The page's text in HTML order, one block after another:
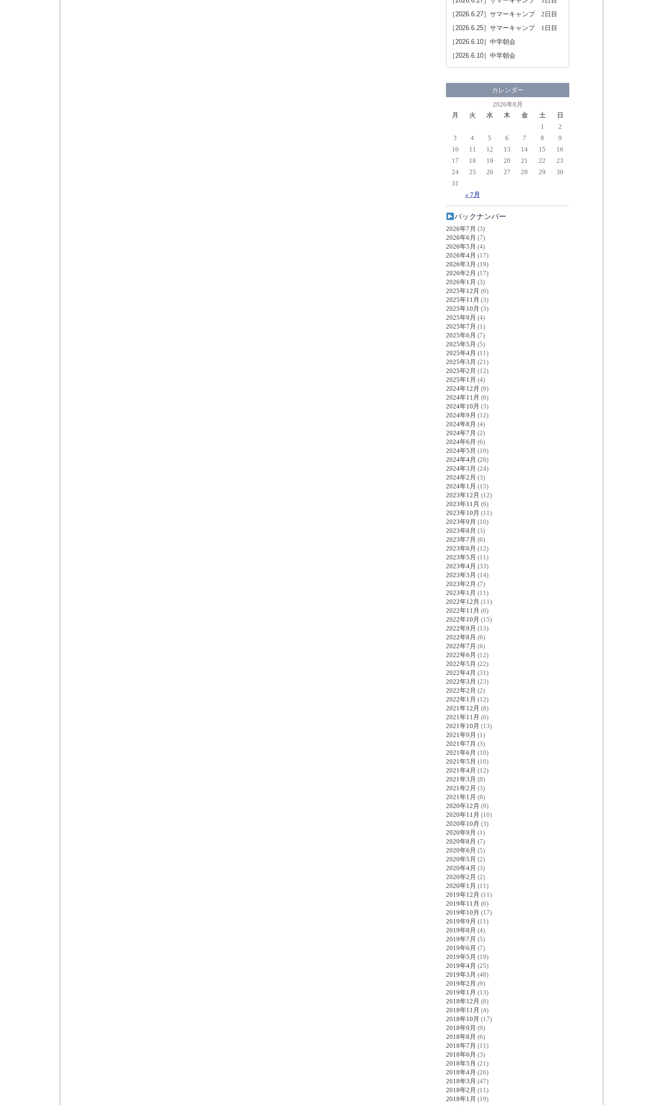
［2026.6.27］ サマーキャンプ 2日目
［2026.6.25］ サマーキャンプ 1日目
［2026.6.10］ 中学朝会
［2026.6.10］ 中学朝会
カレンダー
2026年8月
月
火 水 木 金 土 日
« 7月
1
2
3
4 5 6 7 8
9
10
11 12 13 14 15
16
17
18 19 20 21 22
23
24
25 26 27 28 29
30
31
バックナンバー
2026年7月 (3)
2026年6月 (7)
2026年5月 (4)
2026年4月 (17)
2026年3月 (19)
2026年2月 (17)
2026年1月 (3)
2025年12月 (6)
2025年11月 (3)
2025年10月 (3)
2025年9月 (4)
2025年7月 (1)
2025年6月 (7)
2025年5月 (5)
2025年4月 (11)
2025年3月 (21)
2025年2月 (12)
2025年1月 (4)
2024年12月 (9)
2024年11月 (6)
2024年10月 (3)
2024年9月 (12)
2024年8月 (4)
2024年7月 (2)
2024年6月 (6)
2024年5月 (10)
2024年4月 (28)
2024年3月 (24)
2024年2月 (3)
2024年1月 (15)
2023年12月 (12)
2023年11月 (6)
2023年10月 (11)
2023年9月 (10)
2023年8月 (3)
2023年7月 (6)
2023年6月 (12)
2023年5月 (11)
2023年4月 (33)
2023年3月 (14)
2023年2月 (7)
2023年1月 (11)
2022年12月 (11)
2022年11月 (6)
2022年10月 (15)
2022年9月 (13)
2022年8月 (6)
2022年7月 (6)
2022年6月 (12)
2022年5月 (22)
2022年4月 (31)
2022年3月 (23)
2022年2月 (2)
2022年1月 (12)
2021年12月 (8)
2021年11月 (6)
2021年10月 (13)
2021年9月 (1)
2021年7月 (3)
2021年6月 (10)
2021年5月 (10)
2021年4月 (12)
2021年3月 (8)
2021年2月 (3)
2021年1月 (8)
2020年12月 (9)
2020年11月 (10)
2020年10月 (3)
2020年9月 (1)
2020年8月 (7)
2020年6月 (5)
2020年5月 (2)
2020年4月 (3)
2020年2月 (2)
2020年1月 (11)
2019年12月 (11)
2019年11月 (6)
2019年10月 (17)
2019年9月 (11)
2019年8月 (4)
2019年7月 (5)
2019年6月 (7)
2019年5月 (19)
2019年4月 (25)
2019年3月 (48)
2019年2月 (9)
2019年1月 (13)
2018年12月 (8)
2018年11月 (4)
2018年10月 (17)
2018年9月 (9)
2018年8月 (6)
2018年7月 (11)
2018年6月 (3)
2018年5月 (21)
2018年4月 (26)
2018年3月 (47)
2018年2月 (11)
2018年1月 (19)